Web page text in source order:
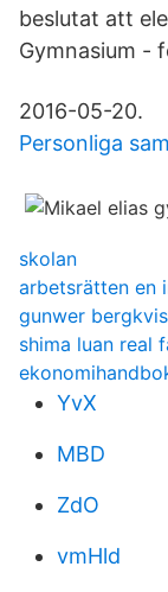
beslutat att
Gymnasium -
2016-05-20.
Personliga
skolan
arbetsrätten en
gunwer
shima luan real
YvX
MBD
ZdO
vmHld